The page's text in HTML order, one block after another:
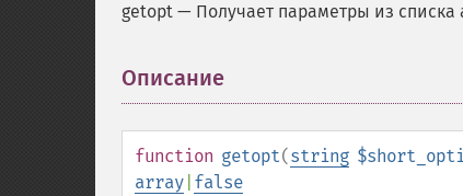
getopt — Получает параметры из списка
Описание
function getopt(string
array false